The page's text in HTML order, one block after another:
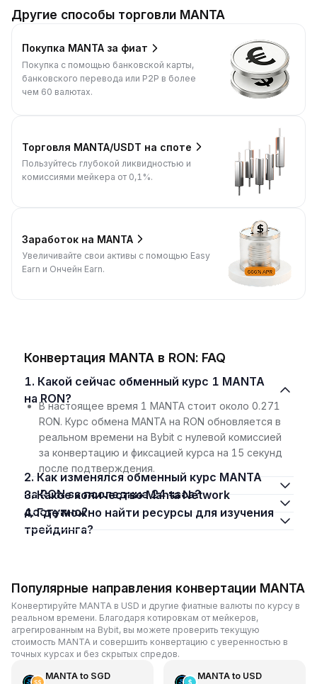
Другие способы торговли MANTA
Покупка MANTA за фиат
Покупка с помощью банковской карты,
банковского перевода или P2P в более
чем 60 валютах.
Торговля MANTA/USDT на споте
Пользуйтесь глубокой ликвидностью и
комиссиями мейкера от 0,1%.
Заработок на MANTA
Увеличивайте свои активы с помощью Easy
Earn и Ончейн Earn.
Конвертация MANTA в RON: FAQ
1. Какой сейчас обменный курс 1 MANTA
на RON?
В настоящее время 1 MANTA стоит около 0.271
RON. Курс обмена MANTA на RON обновляется в
реальном времени на Bybit с нулевой комиссией
за конвертацию и фиксацией курса на 15 секунд
после подтверждения.
2. Как изменялся обменный курс MANTA
на RON за последние 24 часа?
3. Какое количество Manta Network
доступно?
4. Где можно найти ресурсы для изучения
трейдинга?
Популярные направления конвертации MANTA
Конвертируйте MANTA в USD и другие фиатные валюты по курсу в
реальном времени. Благодаря котировкам от мейкеров,
агрегированным на Bybit, вы можете проверить текущую
стоимость MANTA и совершить конвертацию с уверенностью в
точных курсах и без скрытых спредов.
MANTAto SGD MANTAto USD